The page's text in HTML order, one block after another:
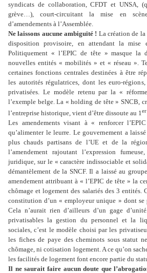
syndicats de collaboration, CFDT et UNSA,
grève…), court-circuitant la mise en
d’amendements à l’Assemblée.
Ne laissons aucune ambiguïté ! La création de
disposition provisoire, en attendant la mise
Politiquement « l’EPIC de tête » masque la
nouvelles entités « mobilités » et « réseau ».
certaines fonctions centrales destinées à être
les autorités régulatrices, dont les euro-
privatisées. Le modèle retenu par la «
l’exemple belge. La « holding de tête » SNCB,
l’entreprise historique, vient d’être dissoute au 1 er
Les amendements visant à « renforcer
qu’alimenter le leurre. Le gouvernement a
plus chauds partisans de l’UE et de la
l’amendement rajoutant l’expression
juridique, sur le « caractère indissociable et
démantèlement de la SNCF. Il a laissé au
amendement attribuant à « l’EPIC de tête » la
chômage et logement des salariés des 3 entités.
constitution d’un « employeur unique » dont se
Cela n’aurait rien d’ailleurs d’un gage
privatisables la gestion du personnel et la
sociales, c’est le modèle choisi par les
les fiches de paye des cheminots sous statut
chômage, ni cotisation logement. A ce qu’on
les facilités de logement font encore partie du
Il ne saurait faire aucun doute que